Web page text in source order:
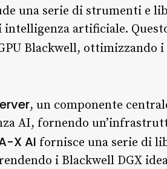
una serie di strumenti e
artificiale.
Blackwell, ottimizzando
, un componente
AI, fornendo
X AI fornisce una serie di
i Blackwell DGX